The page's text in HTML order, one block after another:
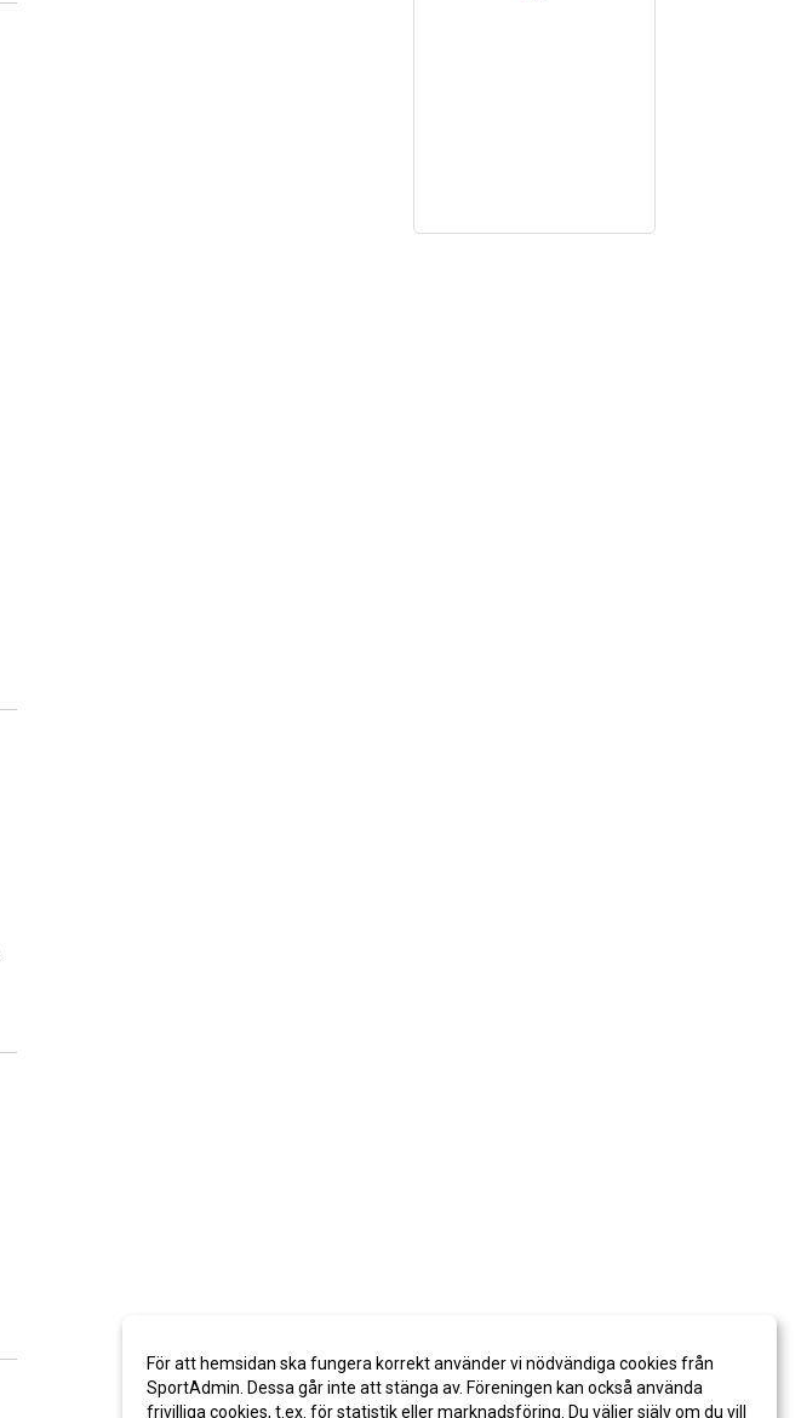
För att hemsidan ska fungera korrekt använder vi nödvändiga cookies från
SportAdmin. Dessa går inte att stänga av. Föreningen kan också använda
frivilliga cookies, t.ex. för statistik eller marknadsföring. Du väljer själv om du vill